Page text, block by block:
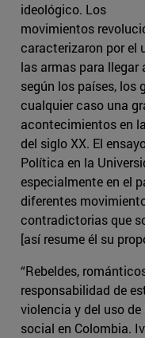
ideológico. Los
movimientos
caracterizaron por el
las armas para llegar
según los países, los
cualquier caso una
acontecimientos en
del siglo XX. El
Política en la
especialmente en el
diferentes
contradictorias que
[así resume él su
“Rebeldes,
responsabilidad de
violencia y del uso
social en Colombia.